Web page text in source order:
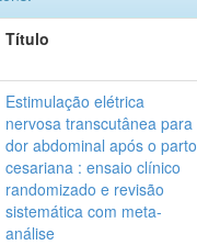
Título
Estimulação elétrica
nervosa transcutânea para
dor abdominal após o parto
cesariana : ensaio clínico
randomizado e revisão
sistemática com meta-
análise